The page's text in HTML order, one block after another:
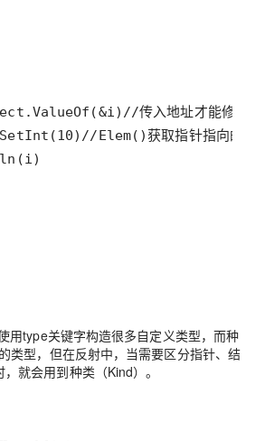
用type关键字构造很多自定义类型，而种
类型，但在反射中，当需要区分指针、结
就会用到种类（Kind）。